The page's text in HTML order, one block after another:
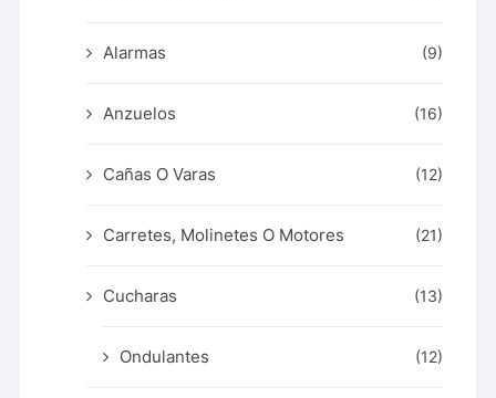
Alarmas (9)
Anzuelos (16)
Cañas O Varas (12)
Carretes, Molinetes O Motores (21)
Cucharas (13)
Ondulantes (12)